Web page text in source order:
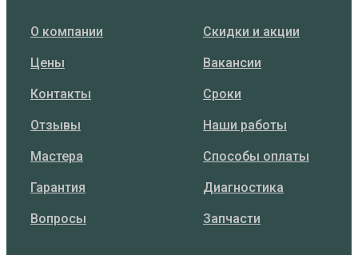
О компании
Цены
Контакты
Отзывы
Мастера
Гарантия
Вопросы
Скидки и акции
Вакансии
Сроки
Наши работы
Способы оплаты
Диагностика
Запчасти